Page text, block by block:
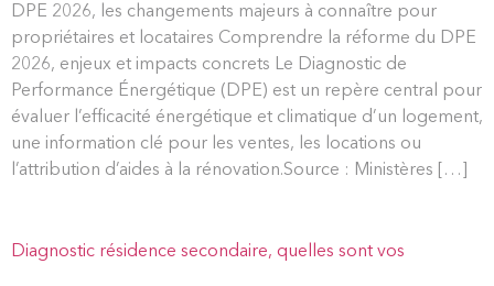
DPE 2026, les changements majeurs à connaître pour
propriétaires et locataires Comprendre la réforme du DPE
2026, enjeux et impacts concrets Le Diagnostic de
Performance Énergétique (DPE) est un repère central pour
évaluer l’efficacité énergétique et climatique d’un logement,
une information clé pour les ventes, les locations ou
l’attribution d’aides à la rénovation.Source : Ministères […]
Diagnostic résidence secondaire, quelles sont vos